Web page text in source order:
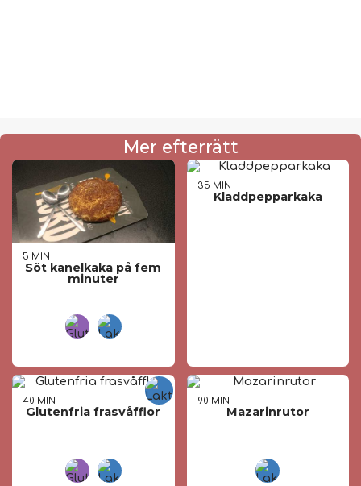
Mer efterrätt
5 MIN
Söt kanelkaka på fem
minuter
35 MIN
Kladdpepparkaka
40 MIN
Glutenfria frasvåfflor
90 MIN
Mazarinrutor